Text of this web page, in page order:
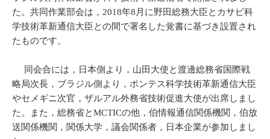
た。共同作業部会は，2018年8月に野田総務大臣とカサビ科
学技術革新通信大臣との間で署名した覚書に基づき設置され
たものです。
同会合には，日本側より，山田大使と渡邊総務省国際戦
略局次長，ブラジル側より，ポンテス科学技術革新通信大臣
やセメギニ次官，ザルアル外務省技術促進大使が出席しまし
た。また，総務省とMCTICの他，伯情報通信関係機関，伯放
送関係機関，関係大学，議会関係者，日本企業が参加しまし